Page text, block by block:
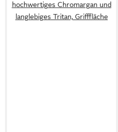
hochwertiges Chromargan und
langlebiges Tritan, Grifffläche